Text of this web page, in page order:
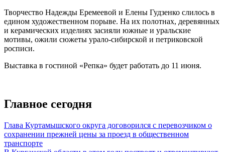
Творчество Надежды Еремеевой и Елены Гудзенко слилось в
едином художественном порыве. На их полотнах, деревянных
и керамических изделиях засияли южные и уральские
мотивы, ожили сюжеты урало-сибирской и петриковской
росписи.
Выставка в гостиной «Репка» будет работать до 11 июня.
Главное сегодня
Глава Куртамышского округа договорился с перевозчиком о
сохранении прежней цены за проезд в общественном
транспорте